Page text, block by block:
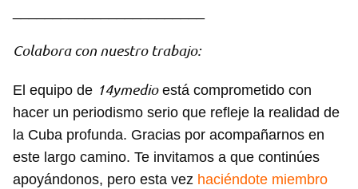
Colabora con nuestro trabajo:
El equipo de 14ymedioestá comprometido con
hacer un periodismo serio que refleje la realidad de
la Cuba profunda. Gracias por acompañarnos en
este largo camino. Te invitamos a que continúes
apoyándonos, pero esta vez haciéndote miembro